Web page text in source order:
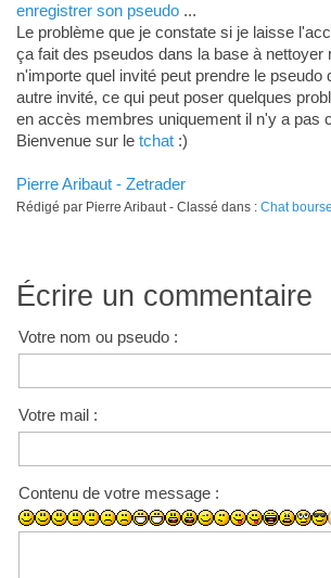
enregistrer son pseudo...
Le problème que je constate si je laisse
ça fait des pseudos dans la base à nettoyer
n'importe quel invité peut prendre le pseudo
autre invité, ce qui peut poser quelques
en accès membres uniquement il n'y a pas
Bienvenue sur le tchat:)
Pierre Aribaut - Zetrader
Rédigé par Pierre Aribaut - Classé dans : Chat
Écrire un commentaire
Votre nom ou pseudo :
Votre mail :
Contenu de votre message :